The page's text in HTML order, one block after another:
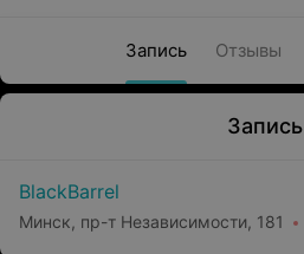
Запись Отзывы
Запись
BlackBarrel
Минск, пр-т Независимости, 181